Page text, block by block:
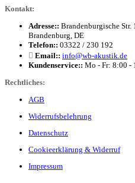
Kontakt:
Adresse:: Brandenburgische
Brandenburg, DE
Telefon:: 03322 / 230 192
Email:: info@wb-akustik.de
Kundenservice:: Mo - Fr: 8:00 -
Rechtliches:
AGB
Widerrufsbelehrung
Datenschutz
Cookieerklärung & Widerruf
Impressum